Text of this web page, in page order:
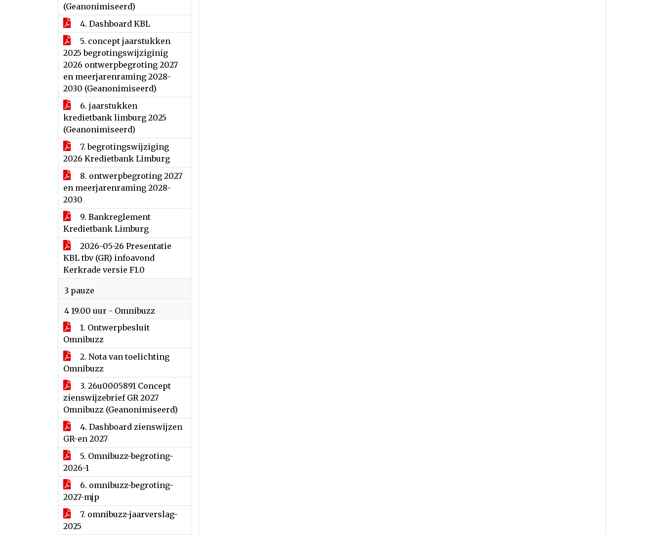
(Geanonimiseerd)
4. Dashboard KBL
5. concept jaarstukken
2025 begrotingswijziginig
2026 ontwerpbegroting 2027
en meerjarenraming 2028-
2030 (Geanonimiseerd)
6. jaarstukken
kredietbank limburg 2025
(Geanonimiseerd)
7. begrotingswijziging
2026 Kredietbank Limburg
8. ontwerpbegroting 2027
en meerjarenraming 2028-
2030
9. Bankreglement
Kredietbank Limburg
2026-05-26 Presentatie
KBL tbv (GR) infoavond
Kerkrade versie F1.0
3 pauze
4 19.00 uur - Omnibuzz
1. Ontwerpbesluit
Omnibuzz
2. Nota van toelichting
Omnibuzz
3. 26u0005891 Concept
zienswijzebrief GR 2027
Omnibuzz (Geanonimiseerd)
4. Dashboard zienswijzen
GR-en 2027
5. Omnibuzz-begroting-
2026-1
6. omnibuzz-begroting-
2027-mjp
7. omnibuzz-jaarverslag-
2025